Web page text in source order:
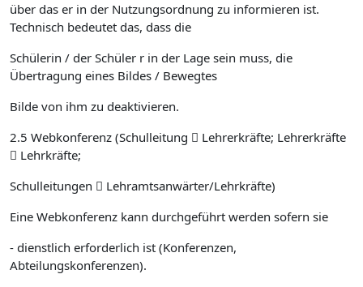
über das er in der Nutzungsordnung zu informieren ist.
Technisch bedeutet das, dass die
Schülerin / der Schüler r in der Lage sein muss, die
Übertragung eines Bildes / Bewegtes
Bilde von ihm zu deaktivieren.
2.5 Webkonferenz (Schulleitung  Lehrerkräfte; Lehrerkräfte
 Lehrkräfte;
Schulleitungen  Lehramtsanwärter/Lehrkräfte)
Eine Webkonferenz kann durchgeführt werden sofern sie
- dienstlich erforderlich ist (Konferenzen,
Abteilungskonferenzen).